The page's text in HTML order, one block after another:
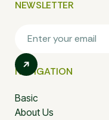
NEWSLETTER
NAVIGATION
Basic
About Us